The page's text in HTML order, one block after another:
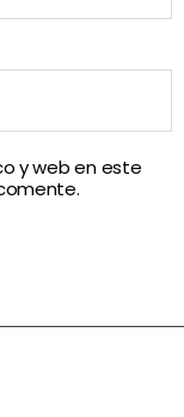
y web en este